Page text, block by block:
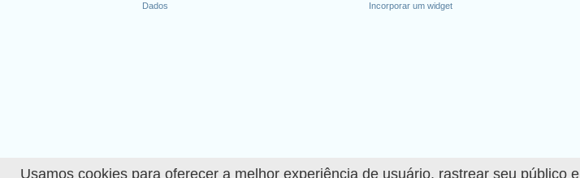
Usamos cookies para oferecer a melhor experiência de usuário, rastrear seu público
Dados
Incorporar um widget